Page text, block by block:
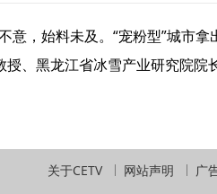
意，始料未及。“宠粉型”城市
授、黑龙江省冰雪产业研究院
关于CETV 网站声明 广